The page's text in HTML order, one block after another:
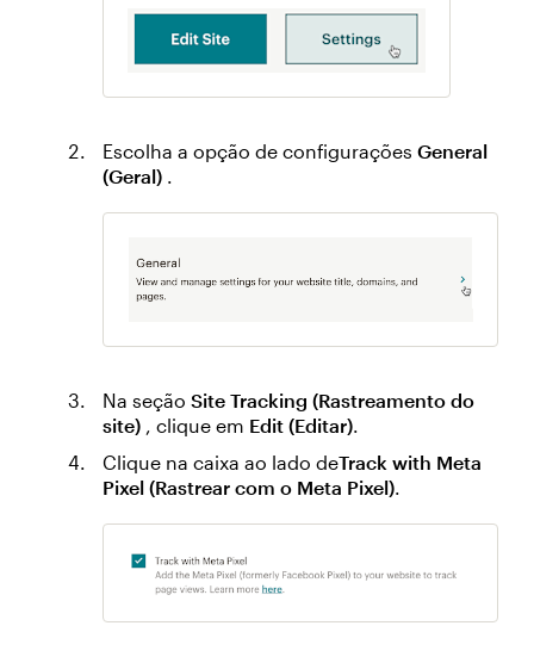
Escolha a opção de configurações General
(Geral)
Na seção Site Tracking (Rastreamento do
site) , clique em Edit (Editar).
Clique na caixa ao lado deTrack with Meta
Pixel (Rastrear com o Meta Pixel).